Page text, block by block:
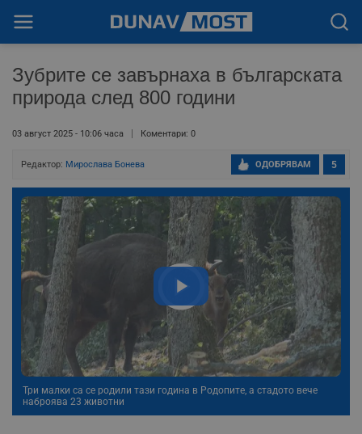
Зубрите се завърнаха в българската
природа след 800 години
03 август 2025 - 10:06 часа Коментари: 0
Редактор: Мирослава Бонева 5
ОДОБРЯВАМ
Три малки са се родили тази година в Родопите, а стадото вече
наброява 23 животни